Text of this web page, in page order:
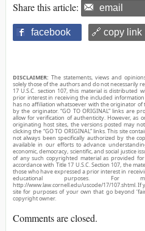
Share this article: email
facebook 🔗 copy link
DISCLAIMER: The statements, views and
solely those of the authors and do not necessarily
17 U.S.C. section 107, this material is
prior interest in receiving the included
has no affiliation whatsoever with the originator of
by the originator. “GO TO ORIGINAL” links are
allow for verification of authenticity. However,
originating host sites, the versions posted may
clicking the “GO TO ORIGINAL” links. This site
not always been specifically authorized by the
available in our efforts to advance
economic, democracy, scientific, and social justice
of any such copyrighted material as provided
accordance with Title 17 U.S.C. Section 107, the
those who have expressed a prior interest in
educational purposes.
http://www.law.cornell.edu/uscode/17/107.shtml.
site for purposes of your own that go beyond
copyright owner.
Comments are closed.